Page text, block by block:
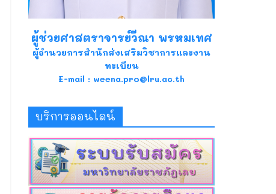
ผู้ช่วยศาสตราจารย์วีณา พรหมเทศ
ผู้อำนวยการสำนักส่งเสริมวิชาการและงาน
ทะเบียน
E-mail : weena.pro@lru.ac.th
บริการออนไลน์